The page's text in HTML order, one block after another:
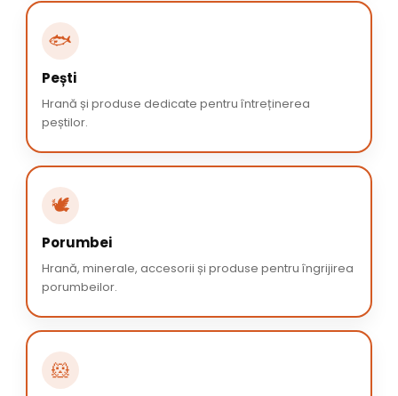
🐟
Pești
Hrană și produse dedicate pentru întreținerea
peștilor.
🕊️
Porumbei
Hrană, minerale, accesorii și produse pentru îngrijirea
porumbeilor.
🐹